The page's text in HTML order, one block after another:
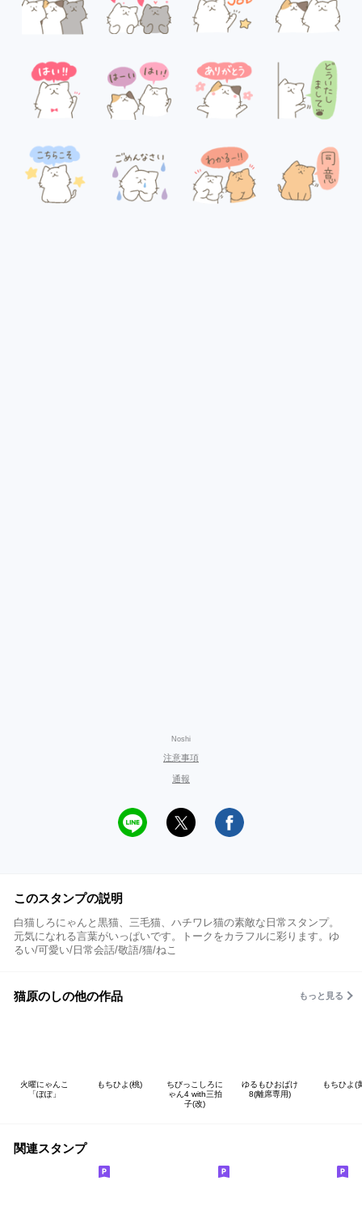
Noshi
注意事項
通報
このスタンプの説明
白猫しろにゃんと黒猫、三毛猫、ハチワレ猫の素敵な日常スタンプ。
元気になれる言葉がいっぱいです。トークをカラフルに彩ります。ゆ
るい/可愛い/日常会話/敬語/猫/ねこ
猫原のしの他の作品 もっと見る
火曜にゃんこ
「ぽぽ」
もちひよ(桃)
ちびっこしろに
ゃん4 with三拍
子(改)
ゆるもひおばけ
8(離席専用)
もちひよ(
関連スタンプ